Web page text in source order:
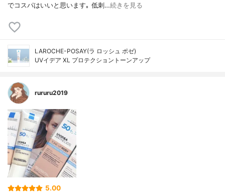
でコスパはいいと思います｡ 低刺…続きを見る
LAROCHE-POSAY(ラ ロッシュ ポゼ)
UVイデア XL プロテクショントーンアップ
rururu2019
5.00